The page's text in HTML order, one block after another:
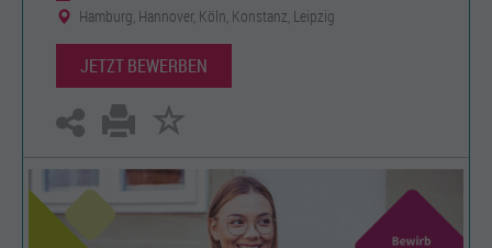
Hamburg, Hannover, Köln, Konstanz, Leipzig
JETZT BEWERBEN